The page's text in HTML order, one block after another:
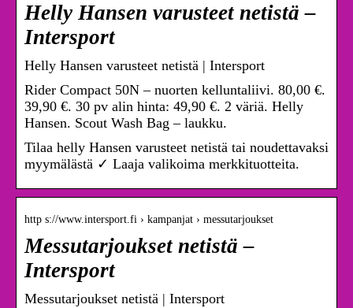
Helly Hansen varusteet netistä –
Intersport
Helly Hansen varusteet netistä | Intersport
Rider Compact 50N – nuorten kelluntaliivi. 80,00 €.
39,90 €. 30 pv alin hinta: 49,90 €. 2 väriä. Helly
Hansen. Scout Wash Bag – laukku.
Tilaa helly Hansen varusteet netistä tai noudettavaksi
myymälästä ✓ Laaja valikoima merkkituotteita.
http s://www.intersport.fi › kampanjat › messutarjoukset
Messutarjoukset netistä –
Intersport
Messutarjoukset netistä | Intersport